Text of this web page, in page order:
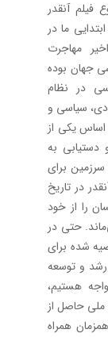
آنقدر
ما در
مهاجرت
جهان بوده
در نظام
سیاسی و
یکی از
دستیابی به
برای
در تاریخ
را از خود
حتی در
شده برای
و توسعه
هستیم،
حاصل از
همراه